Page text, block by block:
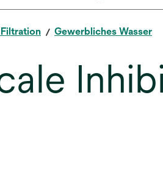
Gewerbliches Wasser